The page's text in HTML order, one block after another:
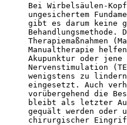
Bei Wirbelsäulen-
ungesichertem
gibt es darum keine
Therapiemaßnahmen
Manualtherapie
Akupunktur oder
Nervenstimulation
wenigstens zu
eingesetzt. Auch
vorübergehend die
bleibt als letzter
gequält werden oder
chirurgischer